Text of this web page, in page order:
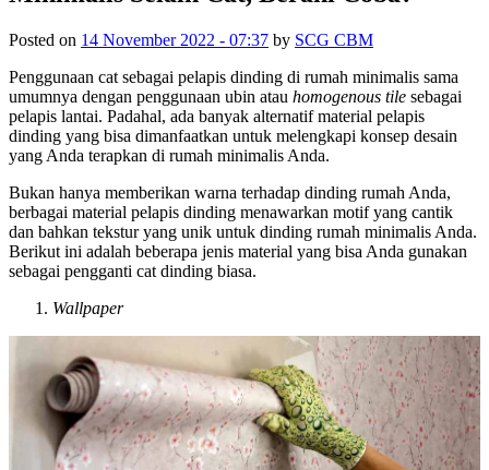
Posted on 14 November 2022 - 07:37 by SCG CBM
Penggunaan cat sebagai pelapis dinding di rumah minimalis sama
umumnya dengan penggunaan ubin atau homogenous tile sebagai
pelapis lantai. Padahal, ada banyak alternatif material pelapis
dinding yang bisa dimanfaatkan untuk melengkapi konsep desain
yang Anda terapkan di rumah minimalis Anda.
Bukan hanya memberikan warna terhadap dinding rumah Anda,
berbagai material pelapis dinding menawarkan motif yang cantik
dan bahkan tekstur yang unik untuk dinding rumah minimalis Anda.
Berikut ini adalah beberapa jenis material yang bisa Anda gunakan
sebagai pengganti cat dinding biasa.
Wallpaper